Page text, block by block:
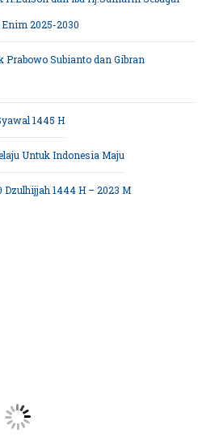
2025-2030
Prabowo Subianto dan Gibran
1445 H
Untuk Indonesia Maju
Dzulhijjah 1444 H – 2023 M